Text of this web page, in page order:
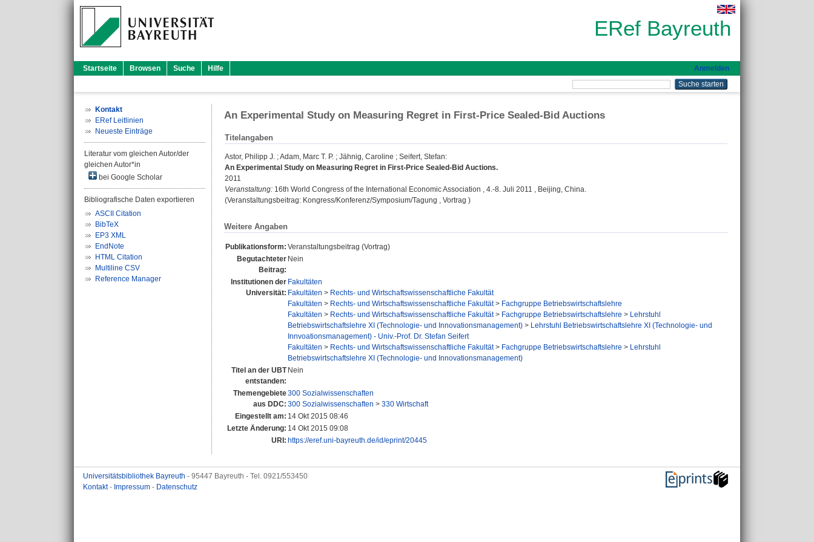
ERef Bayreuth
Startseite Browsen Suche Hilfe Anmelden
Kontakt
ERef Leitlinien
Neueste Einträge
Literatur vom gleichen Autor/der
gleichen Autor*in
bei Google Scholar
Bibliografische Daten exportieren
ASCII Citation
BibTeX
EP3 XML
EndNote
HTML Citation
Multiline CSV
Reference Manager
An Experimental Study on Measuring Regret in First-Price Sealed-Bid Auctions
Titelangaben
Astor, Philipp J. ;Adam, Marc T. P. ; Jähnig, Caroline ; Seifert, Stefan:
An Experimental Study on Measuring Regret in First-Price Sealed-Bid Auctions.
2011
Veranstaltung: 16th World Congress of the International Economic Association , 4.-8. Juli 2011 , Beijing, China.
(Veranstaltungsbeitrag: Kongress/Konferenz/Symposium/Tagung , Vortrag )
Weitere Angaben
Publikationsform: Veranstaltungsbeitrag (Vortrag)
Begutachteter
Beitrag:
Nein
Institutionen der
Universität:
Fakultäten
Fakultäten > Rechts- und Wirtschaftswissenschaftliche Fakultät
Fakultäten > Rechts- und Wirtschaftswissenschaftliche Fakultät> Fachgruppe Betriebswirtschaftslehre
Fakultäten > Rechts- und Wirtschaftswissenschaftliche Fakultät> Fachgruppe Betriebswirtschaftslehre > Lehrstuhl
Betriebswirtschaftslehre XI (Technologie- und Innovationsmanagement) > Lehrstuhl Betriebswirtschaftslehre XI (Technologie- und
Innvoationsmanagement) - Univ.-Prof. Dr. Stefan Seifert
Fakultäten > Rechts- und Wirtschaftswissenschaftliche Fakultät> Fachgruppe Betriebswirtschaftslehre > Lehrstuhl
Betriebswirtschaftslehre XI (Technologie- und Innovationsmanagement)
Titel an der UBT
entstanden:
Nein
Themengebiete
aus DDC:
300 Sozialwissenschaften
300 Sozialwissenschaften > 330 Wirtschaft
Eingestellt am: 14 Okt 2015 08:46
Letzte Änderung: 14 Okt 2015 09:08
URI: https://eref.uni-bayreuth.de/id/eprint/20445
Universitätsbibliothek Bayreuth - 95447 Bayreuth - Tel. 0921/553450
Kontakt- Impressum - Datenschutz